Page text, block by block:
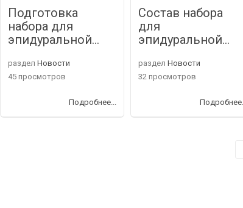
Подготовка
набора для
эпидуральной…
раздел Новости
45 просмотров
Подробнее...
Состав набора
для
эпидуральной…
раздел Новости
32 просмотров
Подробнее...